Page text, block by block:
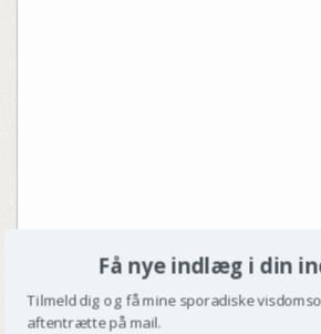
Få nye indlæg i din
Tilmeld dig og få mine sporadiske
aftentrætte på mail.